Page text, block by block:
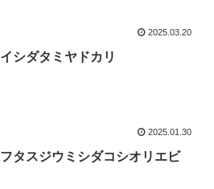
2025.03.20
イシダタミヤドカリ
2025.01.30
フタスジウミシダコシオリエビ